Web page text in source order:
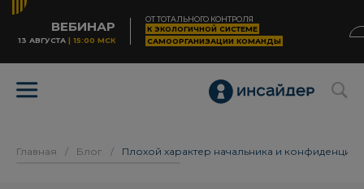
ВЕБИНАР
13 АВГУСТА | 15:00 МСК
ОТ ТОТАЛЬНОГО КОНТРОЛЯ
К ЭКОЛОГИЧНОЙ СИСТЕМЕ
САМООРГАНИЗАЦИИ КОМАНДЫ
Главная / Блог / Плохой характер начальника и